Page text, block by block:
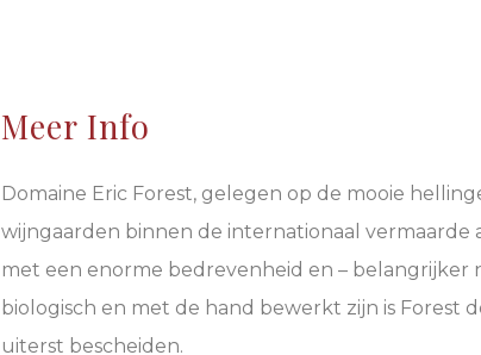
Meer Info
Domaine Eric Forest, gelegen op de mooie
wijngaarden binnen de internationaal vermaarde
met een enorme bedrevenheid en – belangrijker
biologisch en met de hand bewerkt zijn is Forest
uiterst bescheiden.